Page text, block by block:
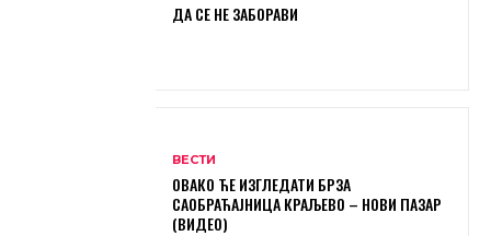
ДА СЕ НЕ ЗАБОРАВИ
ВЕСТИ
ОВАКО ЋЕ ИЗГЛЕДАТИ БРЗА
САОБРАЋАЈНИЦА КРАЉЕВО – НОВИ ПАЗАР
(ВИДЕО)